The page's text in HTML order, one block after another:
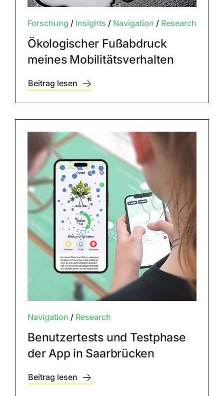
Forschung / Insights / Navigation / Research
Ökologischer Fußabdruck
meines Mobilitätsverhalten
Beitrag lesen
Navigation / Research
Benutzertests und Testphase
der App in Saarbrücken
Beitrag lesen